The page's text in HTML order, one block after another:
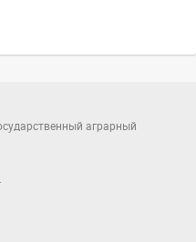
аграрный